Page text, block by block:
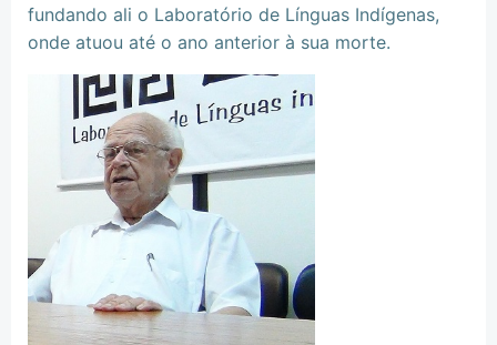
fundando ali o Laboratório de Línguas Indígenas,
onde atuou até o ano anterior à sua morte.